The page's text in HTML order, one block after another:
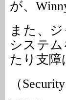
が、
また、
システ
たり支障
（